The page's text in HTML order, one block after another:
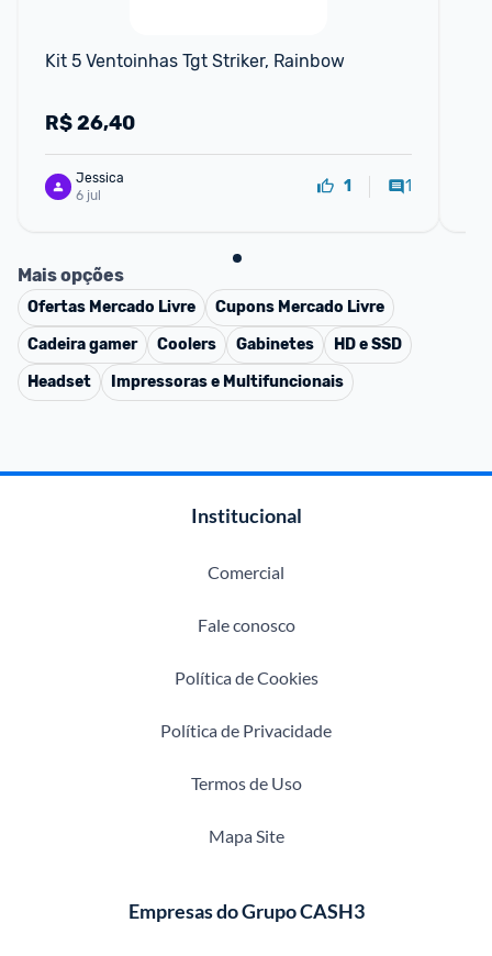
Kit 5 Ventoinhas Tgt Striker, Rainbow
R$26,40
Jessica
6 jul
1 1
Mais opções
Ofertas Mercado Livre Cupons Mercado Livre
Cadeira gamer
Coolers Gabinetes
HD e SSD
Headset
Impressoras e Multifuncionais
Institucional
Comercial
Fale conosco
Política de Cookies
Política de Privacidade
Termos de Uso
Mapa Site
Empresas do Grupo CASH3